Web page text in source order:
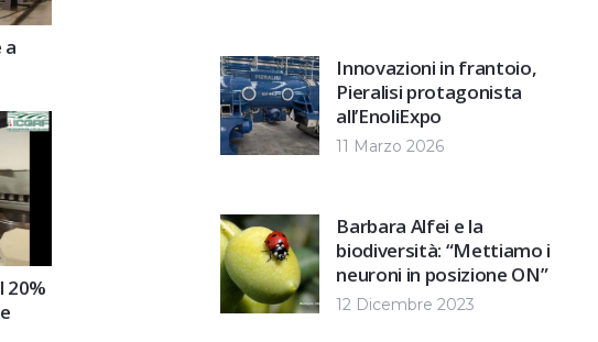
a
20%
Innovazioni in frantoio,
Pieralisi protagonista
all’EnoliExpo
11 Marzo 2026
Barbara Alfei e la
biodiversità: “Mettiamo i
neuroni in posizione ON”
12 Dicembre 2023